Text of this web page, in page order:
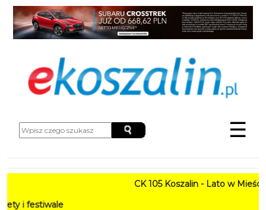
☰
CK 105 Koszalin - Lato w Mieście